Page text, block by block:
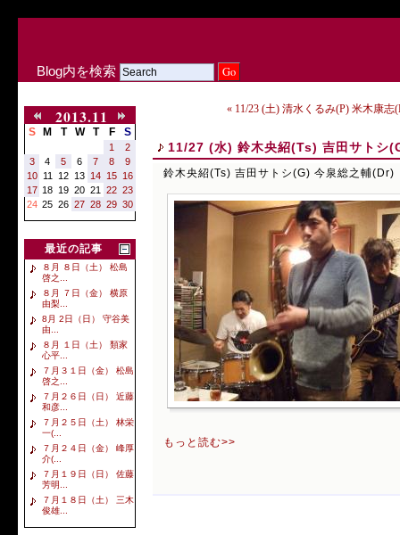
Blog内を検索
2013.11
S M T W T F S
1
2
3
4 5 6 7 8
9
10 11 12 13 14 15 16
17 18 19 20 21 22 23
24 25 26 27 28 29 30
最近の記事
８月 ８日（土） 松島
啓之...
８月 ７日（金） 横原
由梨...
8月 2日（日） 守谷美
由...
８月 １日（土） 類家
心平...
７月３１日（金） 松島
啓之...
７月２６日（日） 近藤
和彦...
７月２５日（土） 林栄
一(...
７月２４日（金） 峰厚
介(...
７月１９日（日） 佐藤
芳明...
７月１８日（土） 三木
俊雄...
« 11/23 (土) 清水くるみ(P) 米木康志
11/27 (水) 鈴木央紹(Ts) 吉田サトシ
鈴木央紹(Ts) 吉田サトシ(G) 今泉総之輔(Dr)
もっと読む>>